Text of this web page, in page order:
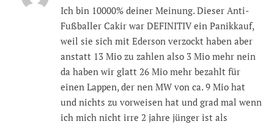
Ich bin 10000% deiner Meinung. Dieser Anti-
Fußballer Cakir war DEFINITIV ein Panikkauf,
weil sie sich mit Ederson verzockt haben aber
anstatt 13 Mio zu zahlen also 3 Mio mehr nein
da haben wir glatt 26 Mio mehr bezahlt für
einen Lappen, der nen MW von ca. 9 Mio hat
und nichts zu vorweisen hat und grad mal wenn
ich mich nicht irre 2 jahre jünger ist als